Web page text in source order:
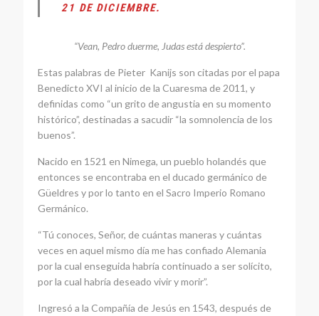
21 DE DICIEMBRE.
“Vean, Pedro duerme, Judas está despierto”.
Estas palabras de Pieter Kanijs son citadas por el papa
Benedicto XVI al inicio de la Cuaresma de 2011, y
definidas como “un grito de angustia en su momento
histórico”, destinadas a sacudir “la somnolencia de los
buenos”.
Nacido en 1521 en Nimega, un pueblo holandés que
entonces se encontraba en el ducado germánico de
Güeldres y por lo tanto en el Sacro Imperio Romano
Germánico.
“Tú conoces, Señor, de cuántas maneras y cuántas
veces en aquel mismo día me has confiado Alemania
por la cual enseguida habría continuado a ser solícito,
por la cual habría deseado vivir y morir”.
Ingresó a la Compañía de Jesús en 1543, después de